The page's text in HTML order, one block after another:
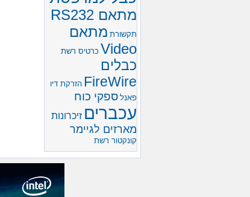
מתאם RS232
תקשורת מתאם
Video כרטיס רשת
כבלים
FireWire הזרקת דיו
פאנל ספקי כוח
עכברים זיכרונות
מארזים לגיימר
קונקטור רשת